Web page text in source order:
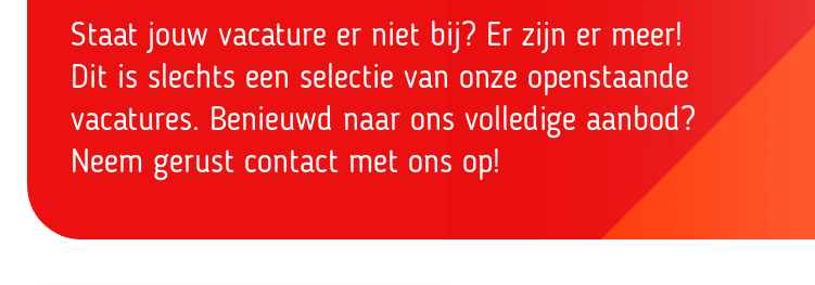
Staat jouw vacature er niet bij? Er zijn er meer!
Dit is slechts een selectie van onze openstaande
vacatures. Benieuwd naar ons volledige aanbod?
Neem gerust contact met ons op!